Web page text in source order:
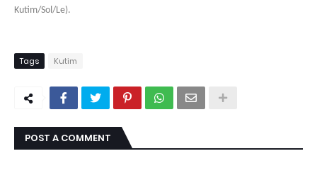
Kutim/Sol/Le).
Tags Kutim
POST A COMMENT